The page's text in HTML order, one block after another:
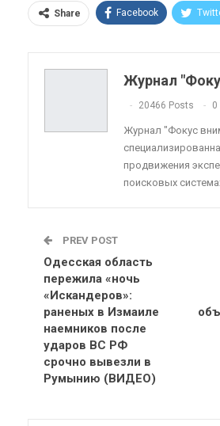
Share Facebook
Telegram VK Viber
Linkedin Tumblr
Журнал
20466 Posts 0
Журнал "Фокус
продвижения
поисковых
PREV POST
Одесская область
пережила «ночь
«Искандеров»:
раненых в Измаиле
наемников после
ударов ВС РФ
срочно вывезли в
Румынию (ВИДЕО)